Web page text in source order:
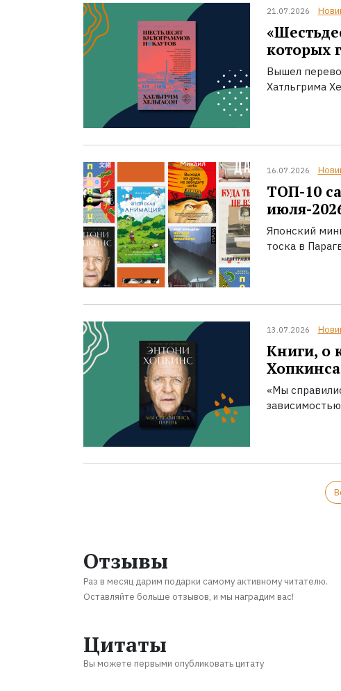
21.07.2026
которых
Вышел
Хатльгрима
16.07.2026
ТОП-10
июля-
Японский
тоска в
13.07.2026
Книги, о
Хопкинса
«Мы
Отзывы
Раз в месяц дарим подарки самому активному читателю.
Оставляйте больше отзывов, и мы наградим вас!
Цитаты
Вы можете первыми опубликовать цитату